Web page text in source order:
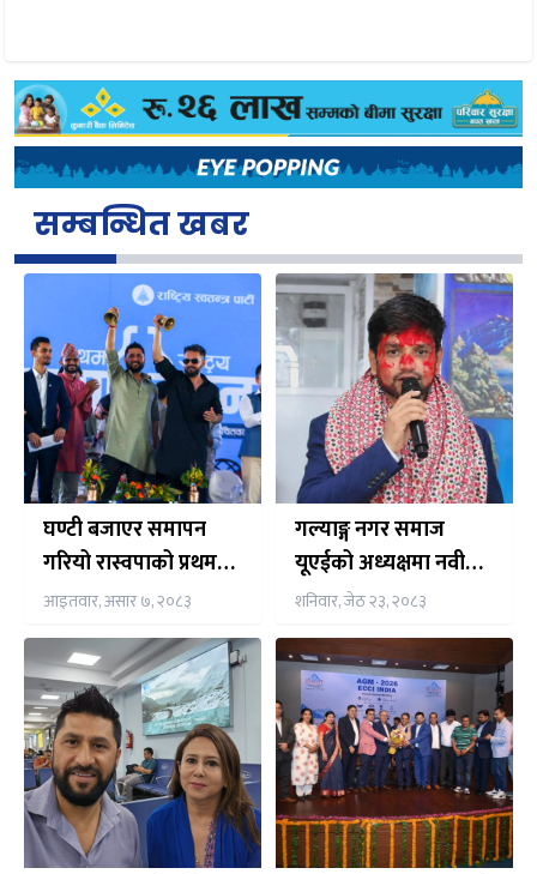
सम्बन्धित खबर
घण्टी बजाएर समापन
गरियो रास्वपाको प्रथम
महाधिवेशन उद्घाटन
समारोह
आइतवार, असार ७, २०८३
गल्याङ्ग नगर समाज
यूएईको अध्यक्षमा नवीन
न्यौपाने निर्विरोध निर्वाचित
शनिवार, जेठ २३, २०८३